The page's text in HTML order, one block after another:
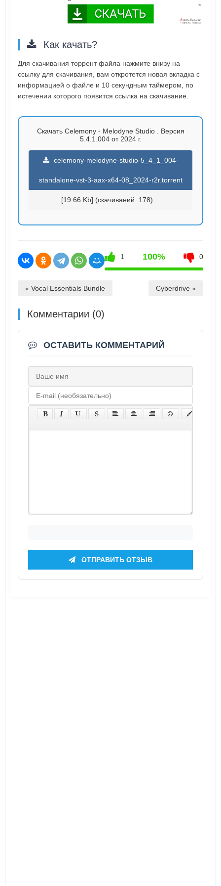
Как качать?
Для скачивания торрент файла нажмите внизу на
ссылку для скачивания, вам откротется новая вкладка с
информацией о файле и 10 секундным таймером, по
истечении которого появится ссылка на скачивание.
Скачать Celemony - Melodyne Studio . Версия
5.4.1.004 от 2024 г.
celemony-melodyne-studio-5_4_1_004-
standalone-vst-3-aax-x64-08_2024-r2r.torrent
[19.66 Kb] (cкачиваний: 178)
1 100% 0
« Vocal Essentials Bundle Cyberdrive »
Комментарии (0)
ОСТАВИТЬ КОММЕНТАРИЙ
ОТПРАВИТЬ ОТЗЫВ